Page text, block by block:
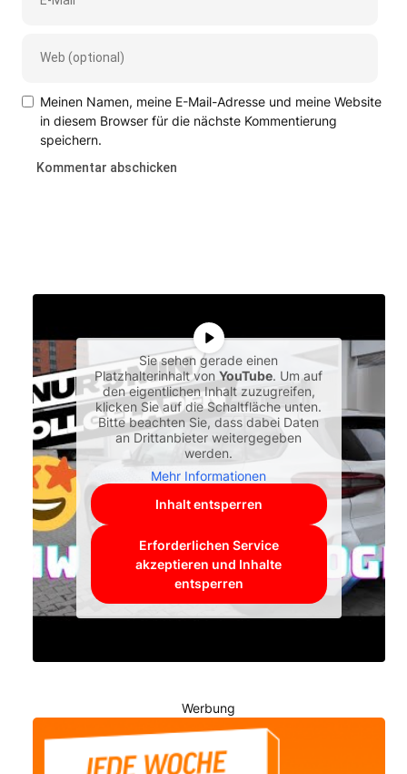
Meinen Namen, meine E-Mail-Adresse und meine Website
in diesem Browser für die nächste Kommentierung
speichern.
Sie sehen gerade einen
Platzhalterinhalt vonYouTube. Um auf
den eigentlichen Inhalt zuzugreifen,
klicken Sie auf die Schaltfläche unten.
Bitte beachten Sie, dass dabei Daten
an Drittanbieter weitergegeben
werden.
Mehr Informationen
Inhalt entsperren
Erforderlichen Service
akzeptieren und Inhalte
entsperren
Werbung